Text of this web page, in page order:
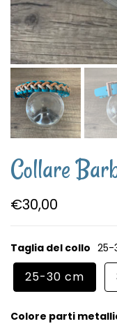
Collare
€30,00
Taglia del collo 25-
25-30 cm
Colore parti